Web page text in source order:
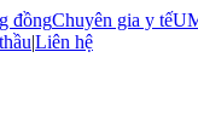
đồngChuyên gia y tế
|Liên hệ